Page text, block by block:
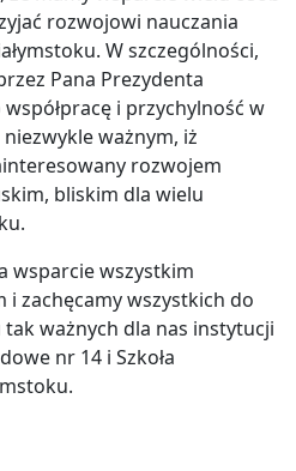
rozwojowi nauczania
W szczególności,
Pana Prezydenta
i przychylność w
ważnym, iż
rozwojem
bliskim dla wielu
wsparcie wszystkim
zachęcamy wszystkich do
ważnych dla nas instytucji
nr 14 i Szkoła